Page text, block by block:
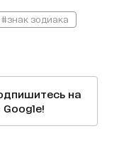
#знак зодиака
на